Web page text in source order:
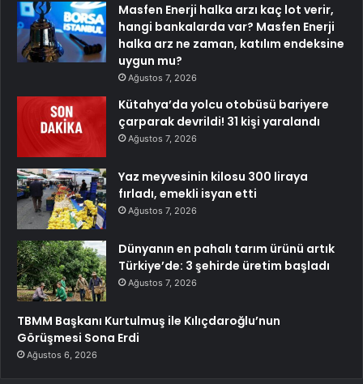
Masfen Enerji halka arzı kaç lot verir,
hangi bankalarda var? Masfen Enerji
halka arz ne zaman, katılım endeksine
uygun mu?
Ağustos 7, 2026
Kütahya’da yolcu otobüsü bariyere
çarparak devrildi! 31 kişi yaralandı
Ağustos 7, 2026
Yaz meyvesinin kilosu 300 liraya
fırladı, emekli isyan etti
Ağustos 7, 2026
Dünyanın en pahalı tarım ürünü artık
Türkiye’de: 3 şehirde üretim başladı
Ağustos 7, 2026
TBMM Başkanı Kurtulmuş ile Kılıçdaroğlu’nun
Görüşmesi Sona Erdi
Ağustos 6, 2026